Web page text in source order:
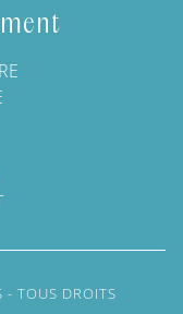
TOUS DROITS